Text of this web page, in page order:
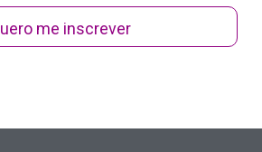
me inscrever